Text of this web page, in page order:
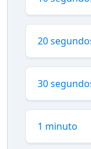
20
30
1 minuto